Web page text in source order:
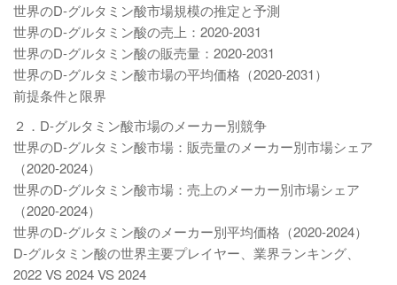
世界のD-グルタミン酸市場規模の推定と予測
世界のD-グルタミン酸の売上：2020-2031
世界のD-グルタミン酸の販売量：2020-2031
世界のD-グルタミン酸市場の平均価格（2020-2031）
前提条件と限界
２．D-グルタミン酸市場のメーカー別競争
世界のD-グルタミン酸市場：販売量のメーカー別市場シェア
（2020-2024）
世界のD-グルタミン酸市場：売上のメーカー別市場シェア
（2020-2024）
世界のD-グルタミン酸のメーカー別平均価格（2020-2024）
D-グルタミン酸の世界主要プレイヤー、業界ランキング、
2022 VS 2024 VS 2024